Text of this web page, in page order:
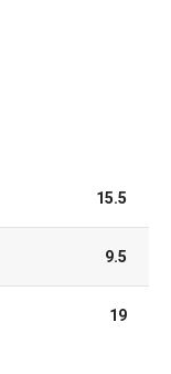
15.5
9.5
19